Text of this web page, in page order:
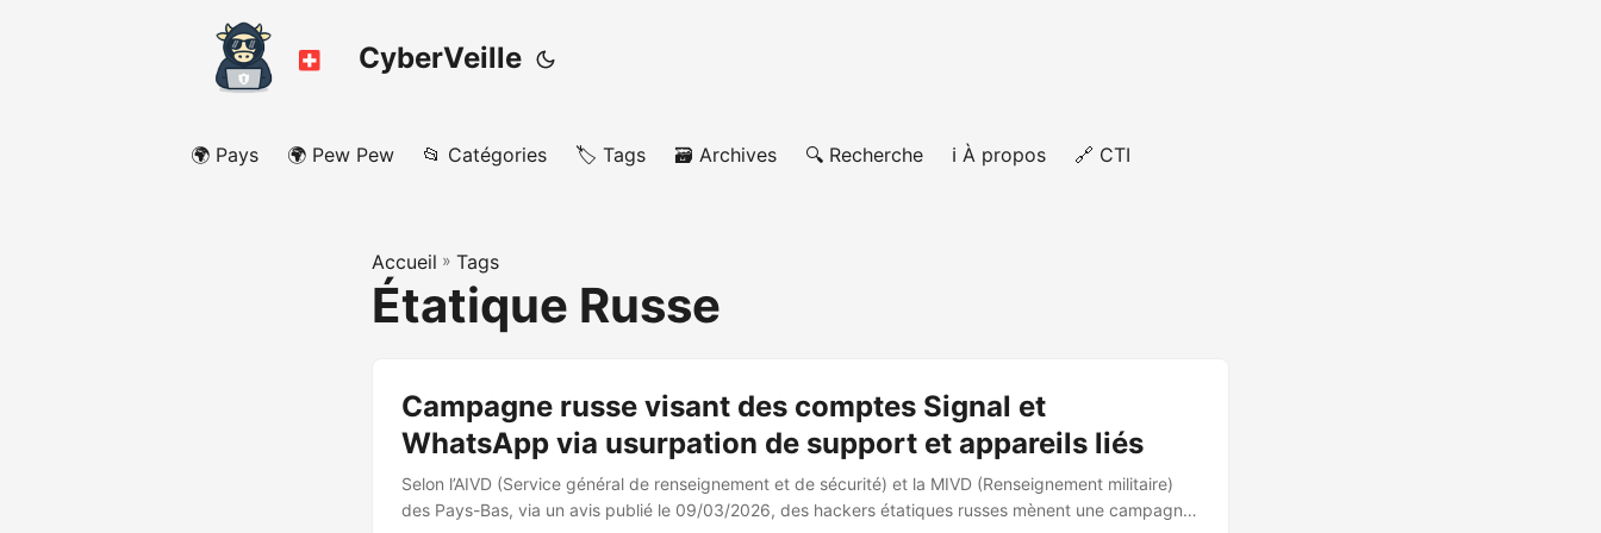
CyberVeille
🌍 Pays 🌍 Pew Pew 📂 Catégories 🏷️ Tags 🗃️ Archives 🔍 Recherche ℹ️ À propos 🔗 CTI
Accueil » Tags
Étatique Russe
Campagne russe visant des comptes Signal et
WhatsApp via usurpation de support et appareils liés
Selon l’AIVD (Service général de renseignement et de sécurité) et la MIVD (Renseignement militaire)
des Pays-Bas, via un avis publié le 09/03/2026, des hackers étatiques russes mènent une campagne